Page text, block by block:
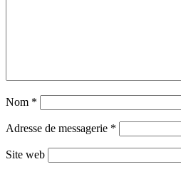
Nom *
Adresse de messagerie *
Site web